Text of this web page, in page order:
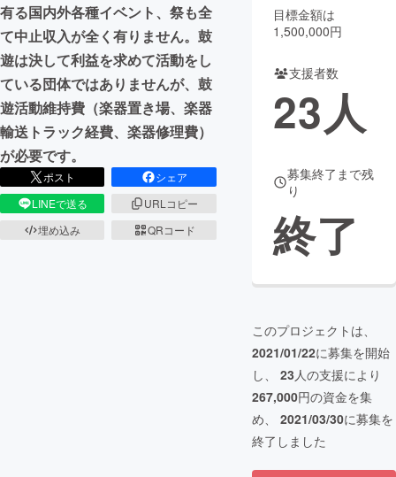
CAMPFIREふるさと納税machi-ya コミュニティ
有る国内外各種イベント、祭も全
て中止収入が全く有りません。鼓
遊は決して利益を求めて活動をし
ている団体ではありませんが、鼓
遊活動維持費（楽器置き場、楽器
輸送トラック経費、楽器修理費）
が必要です。
ポスト
シェア
LINEで送る
URLコピー
埋め込み
QRコード
目標金額は
1,500,000円
支援者数
23人
募集終了まで残
り
終了
このプロジェクトは、
2021/01/22に募集を開始
し、 23人の支援により
267,000円の資金を集
め、 2021/03/30に募集を
終了しました